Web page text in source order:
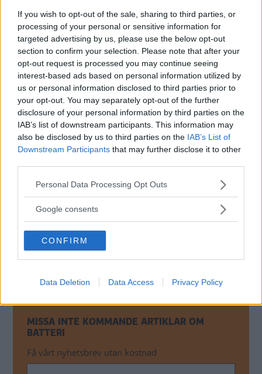
If you wish to opt-out of the sale, sharing to third parties, or
processing of your personal or sensitive information for
targeted advertising by us, please use the below opt-out
section to confirm your selection. Please note that after your
opt-out request is processed you may continue seeing
interest-based ads based on personal information utilized by
us or personal information disclosed to third parties prior to
your opt-out. You may separately opt-out of the further
disclosure of your personal information by third parties on the
IAB’s list of downstream participants. This information may
also be disclosed by us to third parties on the IAB’s List of
Downstream Participants that may further disclose it to other
Please note that this website/app uses one or more Google
not limited to your visit or usage behaviour. You may click to
use your data for below specified purposes in below Google
consent section.
Personal Data Processing Opt Outs
Google consents
CONFIRM
Data Deletion Data Access Privacy Policy
– Det är en milstolpe för oss. Nu kan arbetet börja på
riktigt och vi kan börja förbereda marken för Sveriges
andra, och Göteborgs första, gigafabrik för framtidens
gröna batterier, säger Adrian Clarke, vd på Novo Energy.
Fabrikenska tillverka litiumjonbatterier till Volvo Cars
bilar. Den kommer ligga i Torslanda Göteborg och
kommer ge jobb åt över 3 000 personer. Northvolt har
sedan tidigare en fabrik i Skellefteå och vissa av de
anställda som ska börja arbeta i Göteborg kan göra det
redan nu i Skellefteå.
Bygget ska starta senare i år och produktionen förväntas
sätta igång 2026.
Läs också
Klart: Här hamnar Volvos
och Northvolts
batterifabrik
MISSA INTE KOMMANDE ARTIKLAR OM
BATTERI
Få vårt nyhetsbrev utan kostnad